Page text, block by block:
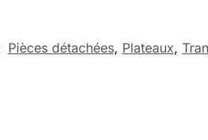
Pièces détachées, Plateaux,